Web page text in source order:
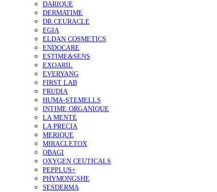
DARIQUE
DERMATIME
DR.CEURACLE
EGIA
ELDAN COSMETICS
ENDOCARE
ESTIME&SENS
EXOARIL
EVERYANG
FIRST LAB
FRUDIA
HUMA-STEMELLS
INTIME ORGANIQUE
LA MENTE
LA PRECIA
MERIQUE
MIRACLETOX
OBAGI
OXYGEN CEUTICALS
PEPPLUS+
PHYMONGSHE
SESDERMA